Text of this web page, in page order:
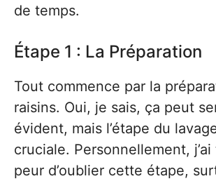
de temps.
Étape 1 : La Préparation
Tout commence par la
raisins. Oui, je sais, ça peut
évident, mais l’étape du
cruciale. Personnellement,
peur d’oublier cette étape,